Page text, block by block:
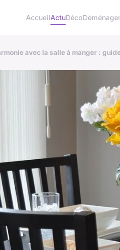
AccueilActuDéco
avec la salle à manger :